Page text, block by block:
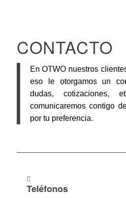
CONTACTO
En OTWO nuestros
eso le otorgamos un
dudas, cotizaciones,
comunicaremos contigo
por tu preferencia.
Teléfonos